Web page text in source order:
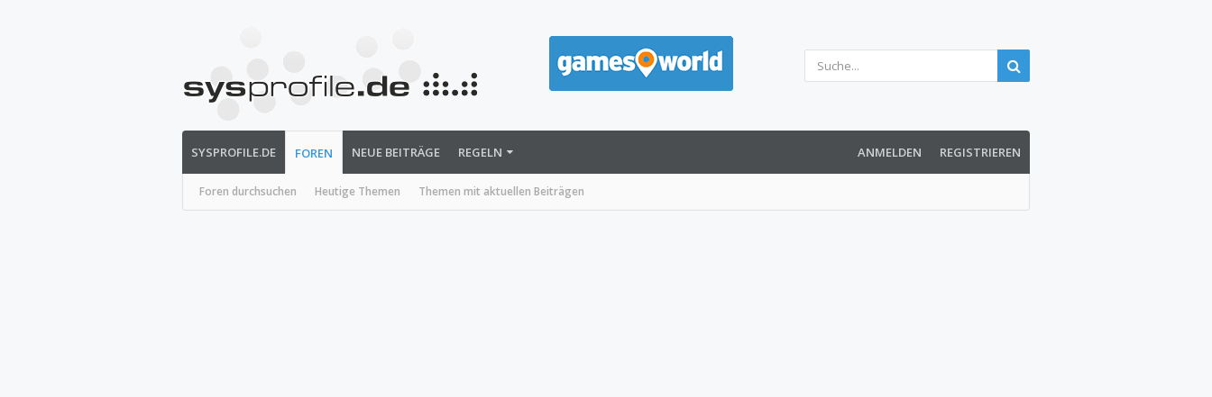
SYSPROFILE.DE FOREN
Foren durchsuchen Heutige Themen Themen mit aktuellen Beiträgen
NEUE BEITRÄGE REGELN ANMELDEN REGISTRIEREN